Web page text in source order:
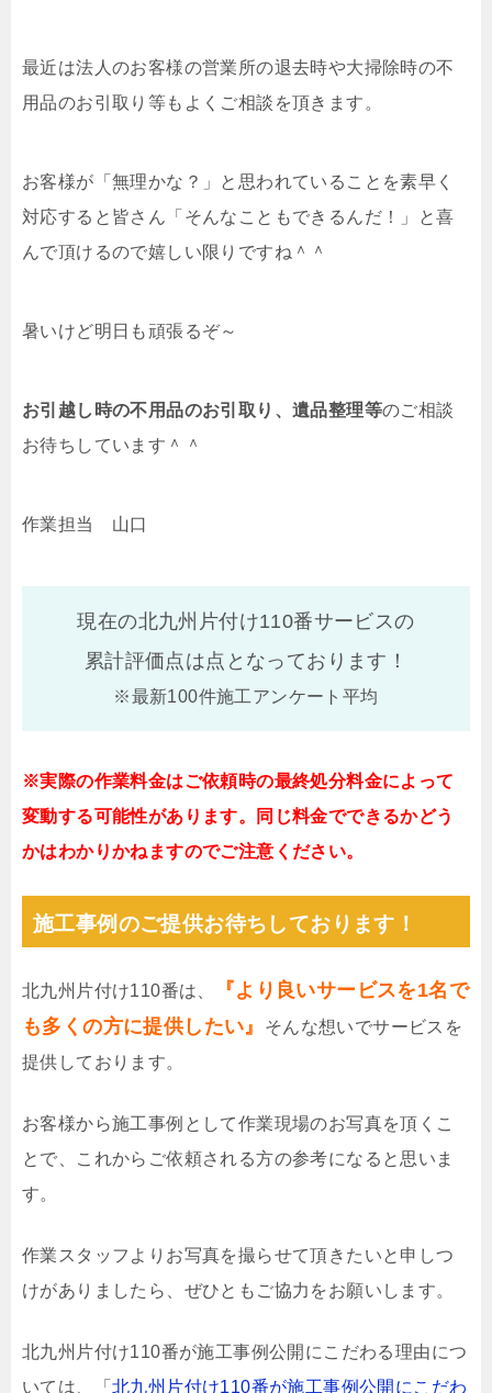
最近は法人のお客様の営業所の退去時や大掃除時の不
用品のお引取り等もよくご相談を頂きます。
お客様が「無理かな？」と思われていることを素早く
対応すると皆さん「そんなこともできるんだ！」と喜
んで頂けるので嬉しい限りですね＾＾
暑いけど明日も頑張るぞ～
お引越し時の不用品のお引取り、遺品整理等のご相談
お待ちしています＾＾
作業担当 山口
現在の北九州片付け110番サービスの
累計評価点は点となっております！
※最新100件施工アンケート平均
※実際の作業料金はご依頼時の最終処分料金によって
変動する可能性があります。同じ料金でできるかどう
かはわかりかねますのでご注意ください。
施工事例のご提供お待ちしております！
北九州片付け110番は、
『より良いサービスを1名で
も多くの方に提供したい』
そんな想いでサービスを
提供しております。
お客様から施工事例として作業現場のお写真を頂くこ
とで、これからご依頼される方の参考になると思いま
す。
作業スタッフよりお写真を撮らせて頂きたいと申しつ
けがありましたら、ぜひともご協力をお願いします。
北九州片付け110番が施工事例公開にこだわる理由につ
いては、「 北九州片付け110番が施工事例公開にこだわ